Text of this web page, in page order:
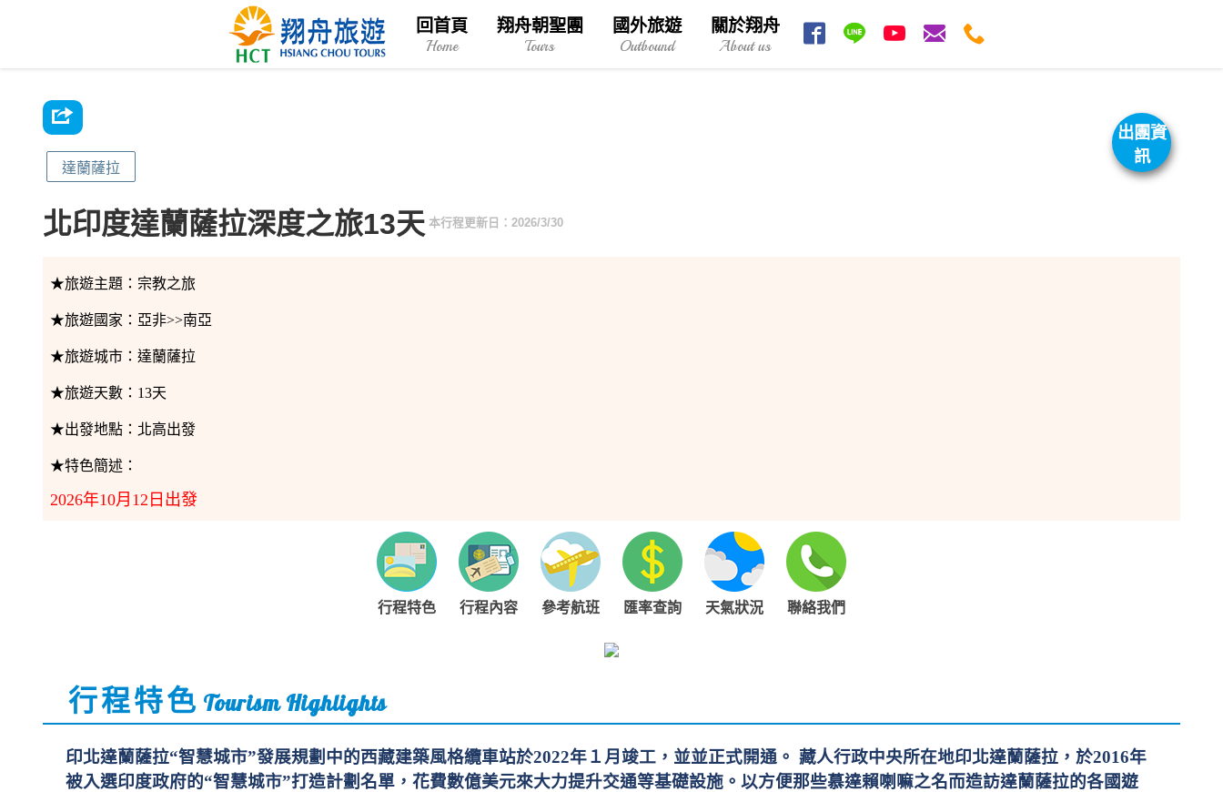
回首頁
Home
翔舟朝聖團
Tours
國外旅遊
Outbound
關於翔舟
About us
出團資
訊
達蘭薩拉
北印度達蘭薩拉深度之旅13天 本行程更新日：2026/3/30
★旅遊主題： 宗教之旅
★旅遊國家： 亞非>>南亞
★旅遊城市： 達蘭薩拉
★旅遊天數： 13天
★出發地點： 北高出發
★特色簡述：
2026年10月12日出發
行程特色 行程內容 參考航班 匯率查詢 天氣狀況 聯絡我們
行程特色 Tourism Highlights
印北達蘭薩拉“智慧城市”發展規劃中的西藏建築風格纜車站於2022年１月竣工，並並正式開通。 藏人行政中央所在地印北達蘭薩拉，於2016年
被入選印度政府的“智慧城市”打造計劃名單，花費數億美元來大力提升交通等基礎設施。以方便那些慕達賴喇嘛之名而造訪達蘭薩拉的各國遊